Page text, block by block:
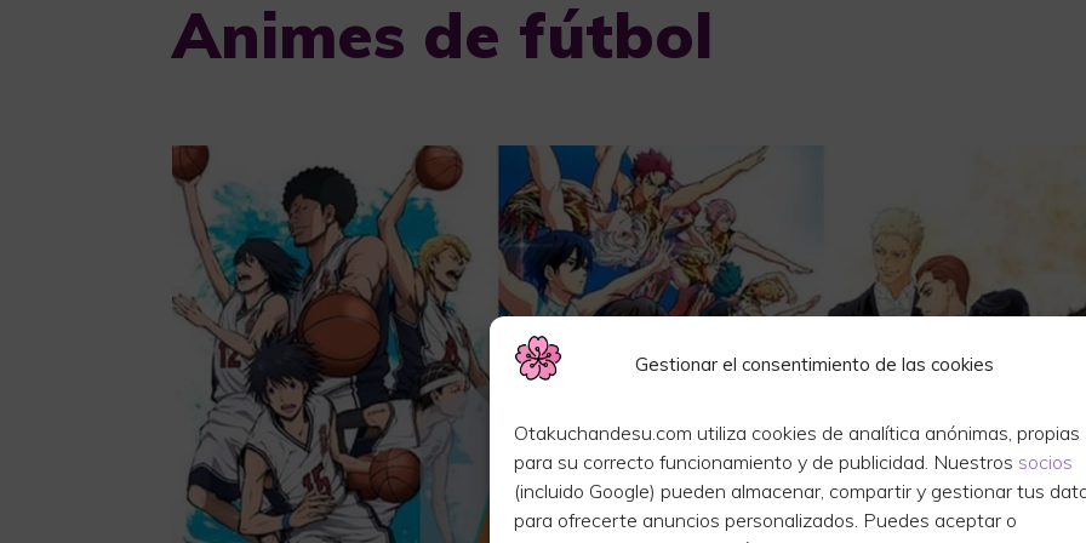
Gestionar el consentimiento de las cookies
Otakuchandesu.com utiliza cookies de analítica anónimas, propias
para su correcto funcionamiento y de publicidad. Nuestros socios
(incluido Google) pueden almacenar, compartir y gestionar tus
para ofrecerte anuncios personalizados. Puedes aceptar o
Animes de fútbol